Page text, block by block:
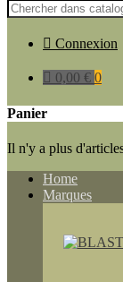
 Connexion
 0,00 € 0
Panier
Il n'y a plus
Home
Marques